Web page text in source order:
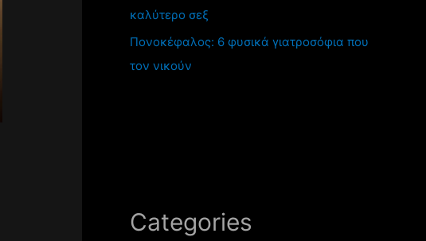
καλύτερο σεξ
Πονοκέφαλος: 6 φυσικά γιατροσόφια που
τον νικούν
Categories